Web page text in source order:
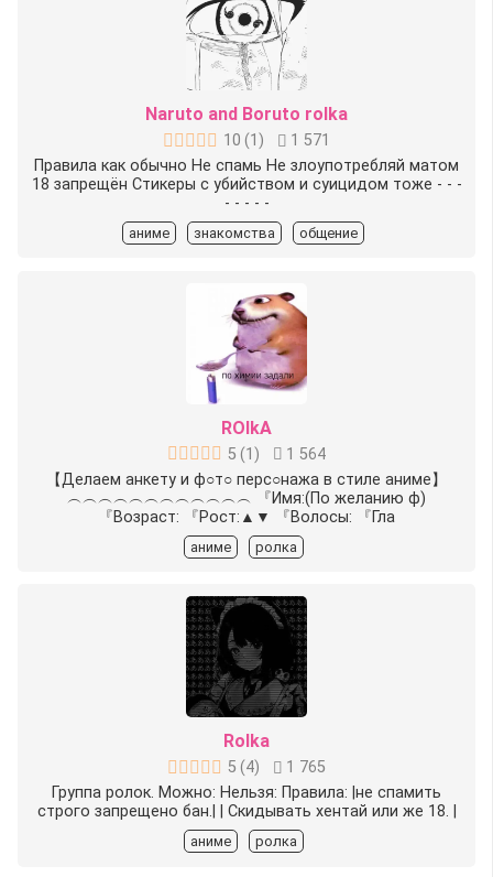
Naruto and Boruto rolka
10 (1 )
1 571
Правила как обычно Не спамь Не злоупотребляй матом
18 запрещён Стикеры с убийством и суицидом тоже - - -
- - - - -
аниме знакомства общение
ROlkA
5 (1 )
1 564
【Делаем анкету и ф○т○ перс○нажа в стиле аниме】️
︵︵︵︵︵︵︵︵︵︵︵︵ 『Имя:(По желанию ф)
『Возраст: 『Рост:▲▼ 『Волосы: 『Гла
аниме ролка
Rolka
5 (4)
1 765
Группа ролок. Можно: Нельзя: Правила: |не спамить
строго запрещено бан.| | Скидывать хентай или же 18. |
аниме ролка